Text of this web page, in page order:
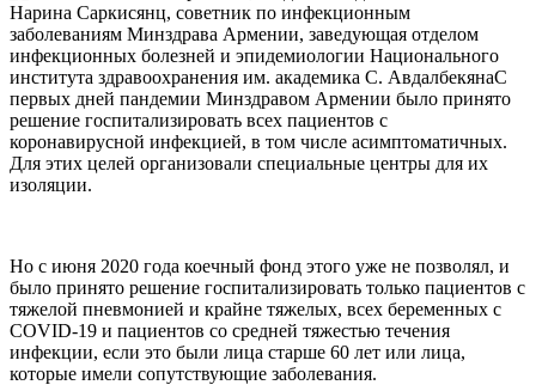
Нарина Саркисянц, советник по инфекционным
заболеваниям Минздрава Армении, заведующая отделом
инфекционных болезней и эпидемиологии Национального
института здравоохранения им. академика С. АвдалбекянаС
первых дней пандемии Минздравом Армении было принято
решение госпитализировать всех пациентов с
коронавирусной инфекцией, в том числе асимптоматичных.
Для этих целей организовали специальные центры для их
изоляции.
Но с июня 2020 года коечный фонд этого уже не позволял, и
было принято решение госпитализировать только пациентов с
тяжелой пневмонией и крайне тяжелых, всех беременных с
COVID-19 и пациентов со средней тяжестью течения
инфекции, если это были лица старше 60 лет или лица,
которые имели сопутствующие заболевания.